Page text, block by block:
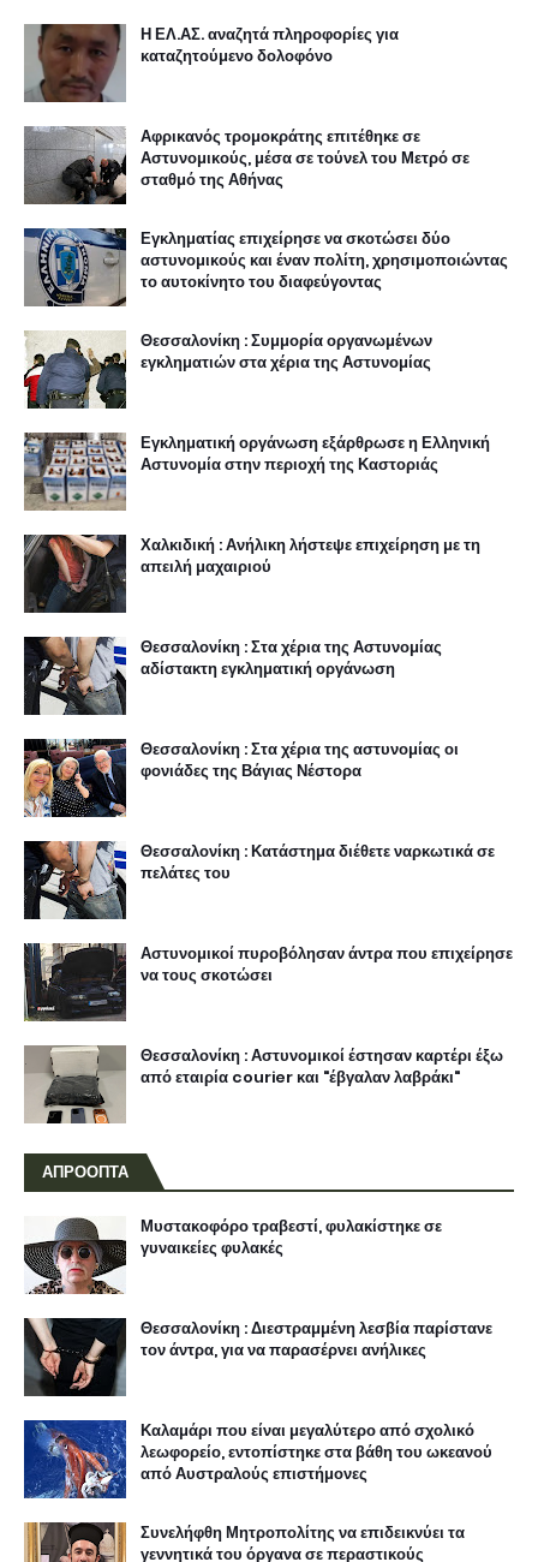
Η ΕΛ.ΑΣ. αναζητά πληροφορίες για
καταζητούμενο δολοφόνο
Αφρικανός τρομοκράτης επιτέθηκε σε
Αστυνομικούς, μέσα σε τούνελ του Μετρό σε
σταθμό της Αθήνας
Εγκληματίας επιχείρησε να σκοτώσει δύο
αστυνομικούς και έναν πολίτη, χρησιμοποιώντας
το αυτοκίνητο του διαφεύγοντας
Θεσσαλονίκη : Συμμορία οργανωμένων
εγκληματιών στα χέρια της Αστυνομίας
Εγκληματική οργάνωση εξάρθρωσε η Ελληνική
Αστυνομία στην περιοχή της Καστοριάς
Χαλκιδική : Ανήλικη λήστεψε επιχείρηση με τη
απειλή μαχαιριού
Θεσσαλονίκη : Στα χέρια της Αστυνομίας
αδίστακτη εγκληματική οργάνωση
Θεσσαλονίκη : Στα χέρια της αστυνομίας οι
φονιάδες της Βάγιας Νέστορα
Θεσσαλονίκη : Κατάστημα διέθετε ναρκωτικά σε
πελάτες του
Αστυνομικοί πυροβόλησαν άντρα που επιχείρησε
να τους σκοτώσει
Θεσσαλονίκη : Αστυνομικοί έστησαν καρτέρι έξω
από εταιρία courier και "έβγαλαν λαβράκι"
ΑΠΡΟΟΠΤΑ
Μυστακοφόρο τραβεστί, φυλακίστηκε σε
γυναικείες φυλακές
Θεσσαλονίκη : Διεστραμμένη λεσβία παρίστανε
τον άντρα, για να παρασέρνει ανήλικες
Καλαμάρι που είναι μεγαλύτερο από σχολικό
λεωφορείο, εντοπίστηκε στα βάθη του ωκεανού
από Αυστραλούς επιστήμονες
Συνελήφθη Μητροπολίτης να επιδεικνύει τα
γεννητικά του όργανα σε περαστικούς